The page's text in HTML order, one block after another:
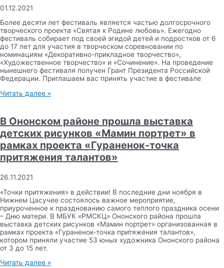
01.12.2021
Более десяти лет фестиваль является частью долгосрочного
творческого проекта «Святая к Родине любовь». Ежегодно
фестиваль собирает под своей эгидой детей и подростков от 6
до 17 лет для участия в творческом соревновании по
номинациям «Декоративно-прикладное творчество»,
«Художественное творчество» и «Сочинение». На проведение
нынешнего фестиваля получен Грант Президента Российской
Федерации. Приглашаем вас принять участие в фестивале
Читать далее »
В Ононском районе прошла выставка
детских рисунков «Мамин портрет» в
рамках проекта «Гураненок-точка
притяжения талантов»
26.11.2021
«Точки притяжения» в действии! В последние дни ноября в
Нижнем Цасучее состоялось важное мероприятие,
приуроченное к празднованию самого теплого праздника осени
– Дню матери. В МБУК «РМСКЦ» Ононского района прошла
выставка детских рисунков «Мамин портрет» организованная в
рамках проекта «Гураненок-точка притяжения талантов»,
котором приняли участие 53 юных художника Ононского района
от 3 до 15 лет.
Читать далее »